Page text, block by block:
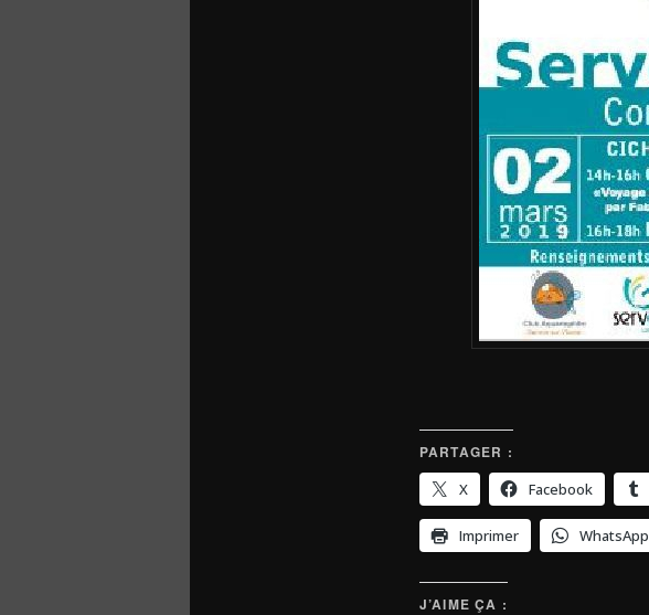
PARTAGER :
X
Facebook
Imprimer WhatsApp
J’AIME ÇA :